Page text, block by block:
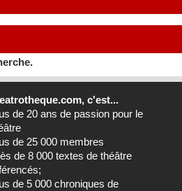
c'est...
de 20 ans de passion pour le
de 25 000 membres
de 8 000 textes de théâtre
de 5 000 chroniques de